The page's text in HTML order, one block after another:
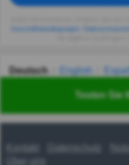
Testen
Geschäftsbedingungen
Deutsch English
Українська
Kontakt
Über uns